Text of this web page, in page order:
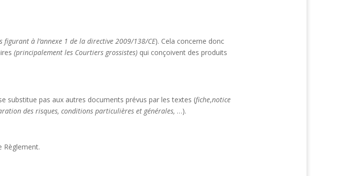
figurant à l’annexe 1 de la directive 2009/138/CE). Cela concerne donc
(principalement les Courtiers grossistes) qui conçoivent des produits
substitue pas aux autres documents prévus par les textes (fiche,notice
des risques, conditions particulières et générales, …).
Règlement.